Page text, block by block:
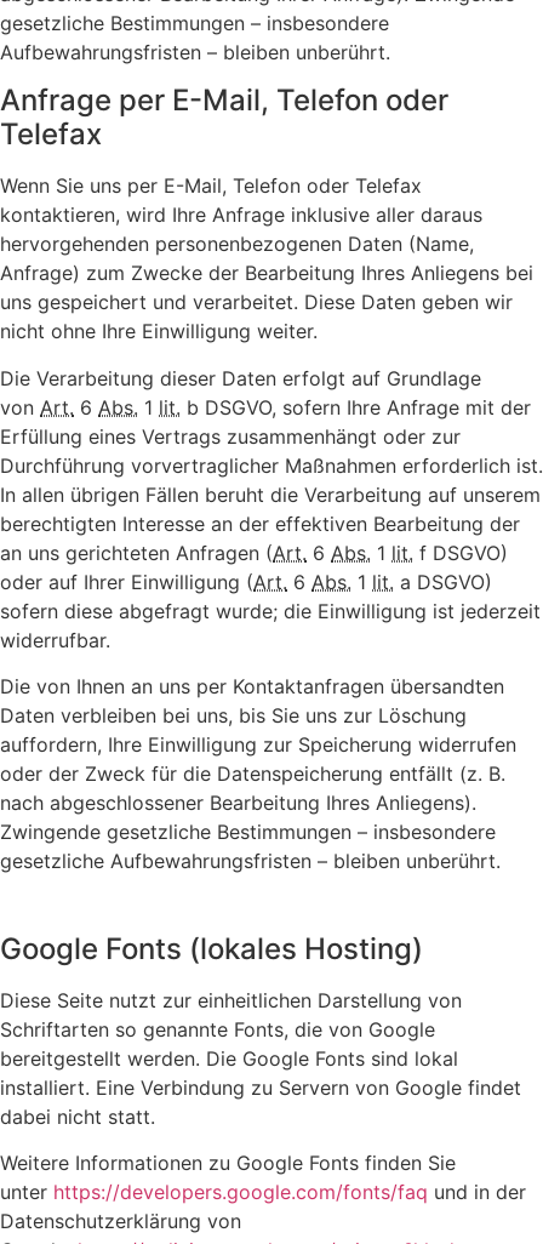
gesetzliche Bestimmungen – insbesondere
Aufbewahrungsfristen – bleiben unberührt.
Anfrage per E-Mail, Telefon oder
Telefax
Wenn Sie uns per E-Mail, Telefon oder Telefax
kontaktieren, wird Ihre Anfrage inklusive aller daraus
hervorgehenden personenbezogenen Daten (Name,
Anfrage) zum Zwecke der Bearbeitung Ihres Anliegens bei
uns gespeichert und verarbeitet. Diese Daten geben wir
nicht ohne Ihre Einwilligung weiter.
Die Verarbeitung dieser Daten erfolgt auf Grundlage
von Art. 6 Abs. 1 lit. b DSGVO, sofern Ihre Anfrage mit der
Erfüllung eines Vertrags zusammenhängt oder zur
Durchführung vorvertraglicher Maßnahmen erforderlich ist.
In allen übrigen Fällen beruht die Verarbeitung auf unserem
berechtigten Interesse an der effektiven Bearbeitung der
an uns gerichteten Anfragen (Art. 6 Abs. 1 lit. f DSGVO)
oder auf Ihrer Einwilligung (Art. 6 Abs. 1 lit. a DSGVO)
sofern diese abgefragt wurde; die Einwilligung ist jederzeit
widerrufbar.
Die von Ihnen an uns per Kontaktanfragen übersandten
Daten verbleiben bei uns, bis Sie uns zur Löschung
auffordern, Ihre Einwilligung zur Speicherung widerrufen
oder der Zweck für die Datenspeicherung entfällt (z. B.
nach abgeschlossener Bearbeitung Ihres Anliegens).
Zwingende gesetzliche Bestimmungen – insbesondere
gesetzliche Aufbewahrungsfristen – bleiben unberührt.
Google Fonts (lokales Hosting)
Diese Seite nutzt zur einheitlichen Darstellung von
Schriftarten so genannte Fonts, die von Google
bereitgestellt werden. Die Google Fonts sind lokal
installiert. Eine Verbindung zu Servern von Google findet
dabei nicht statt.
Weitere Informationen zu Google Fonts finden Sie
unter https://developers.google.com/fonts/faq und in der
Datenschutzerklärung von